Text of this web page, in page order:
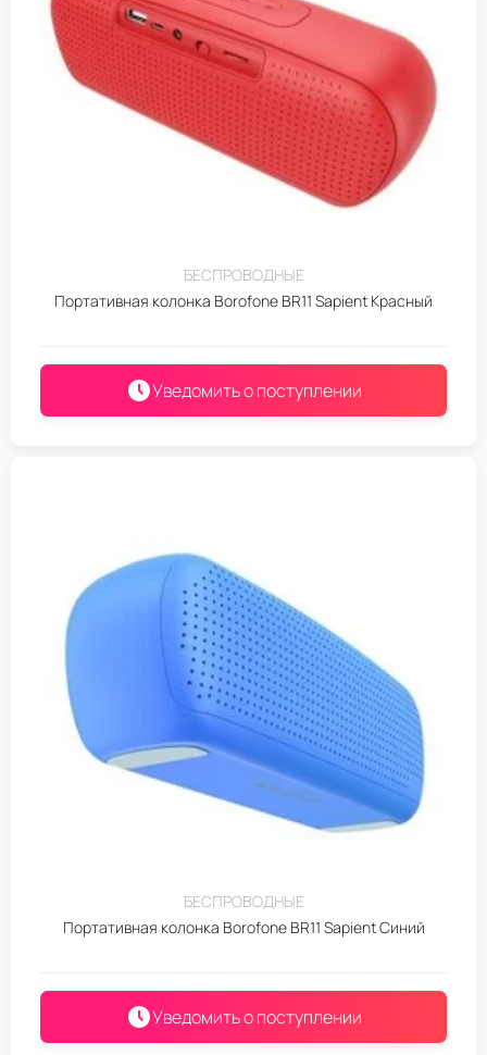
БЕСПРОВОДНЫЕ
Портативная колонка Borofone BR11 Sapient Красный
Уведомить о поступлении
БЕСПРОВОДНЫЕ
Портативная колонка Borofone BR11 Sapient Синий
Уведомить о поступлении